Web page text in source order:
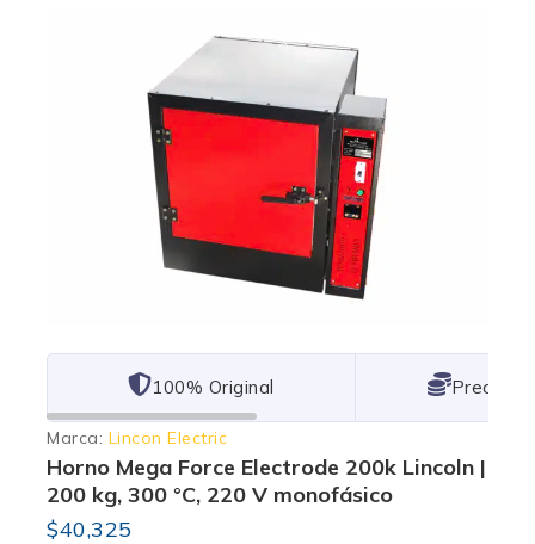
101% Original Lowest
Marca: Lincon Electric
Horno Mega Force Electrode 200k Lincoln |
200 kg, 300 °C, 220 V monofásico
$40,325